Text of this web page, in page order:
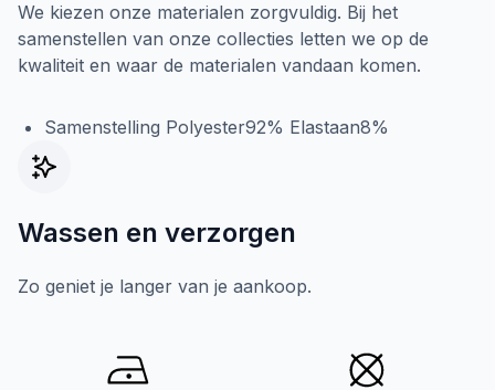
We kiezen onze materialen zorgvuldig. Bij het
samenstellen van onze collecties letten we op de
kwaliteit en waar de materialen vandaan komen.
Samenstelling Polyester92% Elastaan8%
Wassen en verzorgen
Zo geniet je langer van je aankoop.